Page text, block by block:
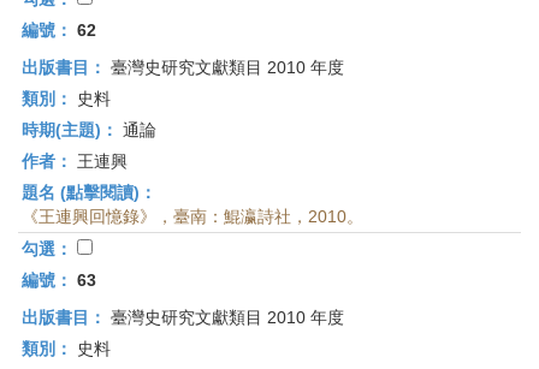
編號： 62
出版書目： 臺灣史研究文獻類目 2010 年度
類別：
史料
時期(主題)： 通論
作者：
王連興
題名 (點擊閱讀)：
《王連興回憶錄》，臺南：鯤瀛詩社，2010。
勾選：
編號： 63
出版書目： 臺灣史研究文獻類目 2010 年度
類別：
史料